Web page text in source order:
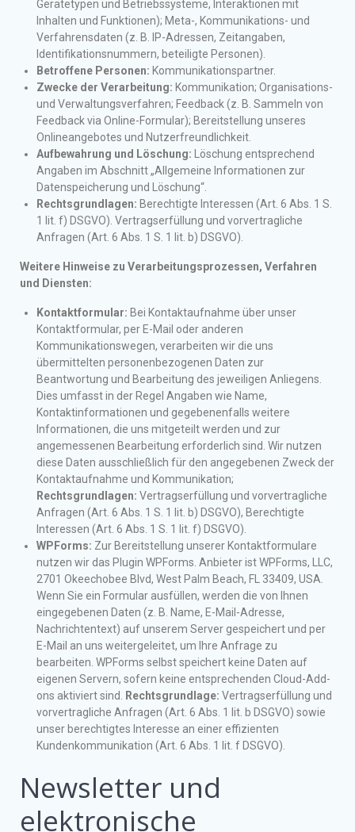
Gerätetypen und Betriebssysteme, Interaktionen mit
Inhalten und Funktionen); Meta-, Kommunikations- und
Verfahrensdaten (z. B. IP-Adressen, Zeitangaben,
Identifikationsnummern, beteiligte Personen).
Betroffene Personen: Kommunikationspartner.
Zwecke der Verarbeitung: Kommunikation; Organisations-
und Verwaltungsverfahren; Feedback (z. B. Sammeln von
Feedback via Online-Formular); Bereitstellung unseres
Onlineangebotes und Nutzerfreundlichkeit.
Aufbewahrung und Löschung: Löschung entsprechend
Angaben im Abschnitt „Allgemeine Informationen zur
Datenspeicherung und Löschung“.
Rechtsgrundlagen: Berechtigte Interessen (Art. 6 Abs. 1 S.
1 lit. f) DSGVO). Vertragserfüllung und vorvertragliche
Anfragen (Art. 6 Abs. 1 S. 1 lit. b) DSGVO).
Weitere Hinweise zu Verarbeitungsprozessen, Verfahren
und Diensten:
Kontaktformular: Bei Kontaktaufnahme über unser
Kontaktformular, per E-Mail oder anderen
Kommunikationswegen, verarbeiten wir die uns
übermittelten personenbezogenen Daten zur
Beantwortung und Bearbeitung des jeweiligen Anliegens.
Dies umfasst in der Regel Angaben wie Name,
Kontaktinformationen und gegebenenfalls weitere
Informationen, die uns mitgeteilt werden und zur
angemessenen Bearbeitung erforderlich sind. Wir nutzen
diese Daten ausschließlich für den angegebenen Zweck der
Kontaktaufnahme und Kommunikation;
Rechtsgrundlagen: Vertragserfüllung und vorvertragliche
Anfragen (Art. 6 Abs. 1 S. 1 lit. b) DSGVO), Berechtigte
Interessen (Art. 6 Abs. 1 S. 1 lit. f) DSGVO).
WPForms: Zur Bereitstellung unserer Kontaktformulare
nutzen wir das Plugin WPForms. Anbieter ist WPForms, LLC,
2701 Okeechobee Blvd, West Palm Beach, FL 33409, USA.
Wenn Sie ein Formular ausfüllen, werden die von Ihnen
eingegebenen Daten (z. B. Name, E-Mail-Adresse,
Nachrichtentext) auf unserem Server gespeichert und per
E-Mail an uns weitergeleitet, um Ihre Anfrage zu
bearbeiten. WPForms selbst speichert keine Daten auf
eigenen Servern, sofern keine entsprechenden Cloud-Add-
ons aktiviert sind.
Rechtsgrundlage: Vertragserfüllung und
vorvertragliche Anfragen (Art. 6 Abs. 1 lit. b DSGVO) sowie
unser berechtigtes Interesse an einer effizienten
Kundenkommunikation (Art. 6 Abs. 1 lit. f DSGVO).
Newsletter und
elektronische